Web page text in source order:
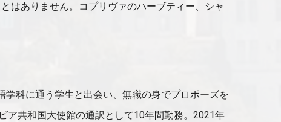
はありません。コプリヴァのハーブティー、シャ
学科に通う学生と出会い、無職の身でプロポーズを
ア共和国大使館の通訳として10年間勤務。2021年